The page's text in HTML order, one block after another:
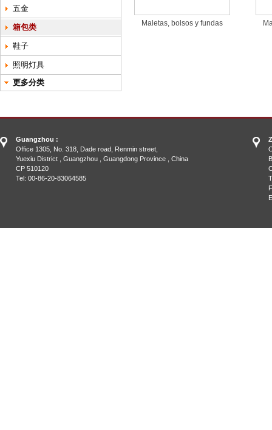
五金
箱包类
鞋子
照明灯具
更多分类
Maletas, bolsos y fundas
Guangzhou :
Office 1305, No. 318, Dade road, Renmin street,
Yuexiu District , Guangzhou , Guangdong Province , China
CP 510120
Tel: 00-86-20-83064585